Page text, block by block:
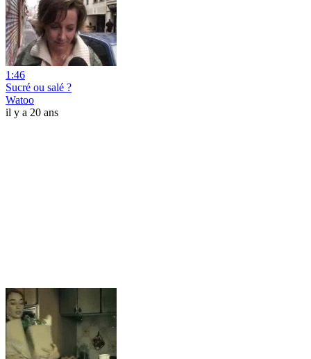
1:46
Sucré ou salé ?
Watoo
il y a 20 ans